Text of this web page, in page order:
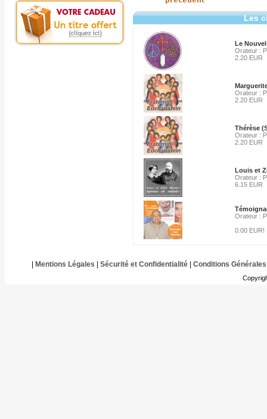
Les
Le
Orateur :
2.20 EUR
Orateur :
2.20 EUR
Thérèse
Orateur :
2.20 EUR
Louis et
Orateur :
6.15 EUR
Orateur :
0.00 EUR!
Mentions Légales Sécurité et Confidentialité| Conditions Générales